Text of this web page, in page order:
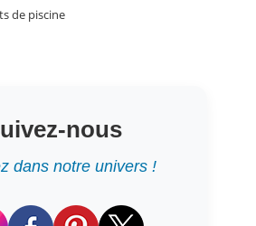
de piscine
nous
dans notre univers !